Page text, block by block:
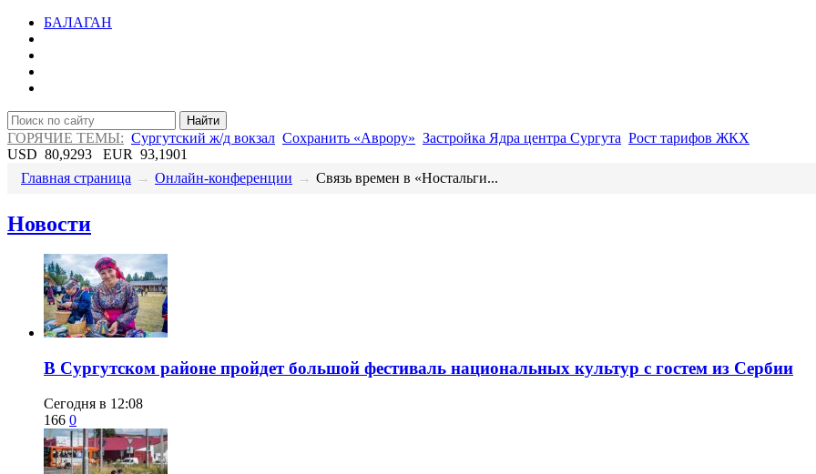
БАЛАГАН
Найти
ГОРЯЧИЕ ТЕМЫ: Сургутский ж/д вокзал Сохранить «Аврору» Застройка Ядра центра Сургута Рост тарифов ЖКХ
USD 80,9293 EUR 93,1901
Главная страница → Онлайн-конференции → ​Связь времен в «Ностальги...
Новости
В Сургутском районе пройдет большой фестиваль национальных культур с гостем из Сербии
Сегодня в 12:08
166 0